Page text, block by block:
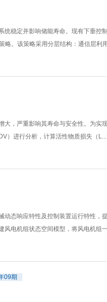
稳定并影响储能寿命。现有下垂
略。该策略采用分层结构：通信层利
，严重影响其寿命与安全性。为
）进行分析，计算活性物质损失（L...
态响应特性及控制装置运行特性
风电机组状态空间模型，将风电机组
09期